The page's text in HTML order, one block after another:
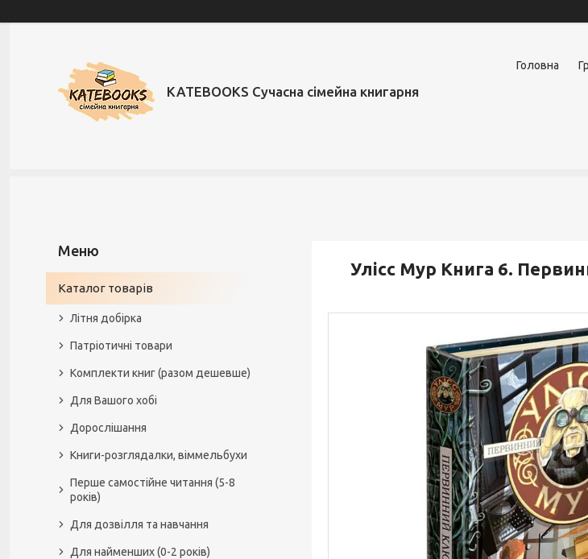
KATEBOOKS Сучасна сімейна книгарня
Головна
Улісс Мур Книга 6.
Каталог товарів
Літня добірка
Патріотичні товари
Комплекти книг (разом дешевше)
Для Вашого хобі
Дорослішання
Книги-розглядалки, віммельбухи
Перше самостійне читання (5-8
років)
Для дозвілля та навчання
Для найменших (0-2 років)